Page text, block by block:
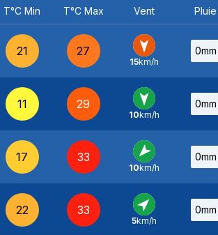
T°C Min T°C Max Vent Pluie
21 27
N -
15km/h
0mm
11 29
N -
10km/h
0mm
17 33
NE -
10km/h
0mm
22 33
SO
5km/h
0mm